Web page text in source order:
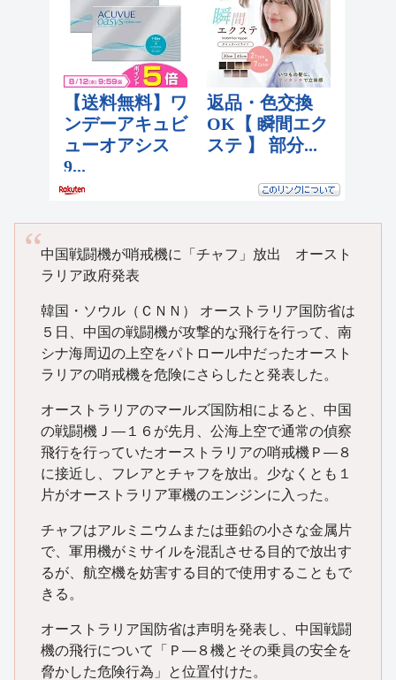
中国戦闘機が哨戒機に「チャフ」放出 オースト
ラリア政府発表
韓国・ソウル（ＣＮＮ） オーストラリア国防省は
５日、中国の戦闘機が攻撃的な飛行を行って、南
シナ海周辺の上空をパトロール中だったオースト
ラリアの哨戒機を危険にさらしたと発表した。
オーストラリアのマールズ国防相によると、中国
の戦闘機Ｊ―１６が先月、公海上空で通常の偵察
飛行を行っていたオーストラリアの哨戒機Ｐ―８
に接近し、フレアとチャフを放出。少なくとも１
片がオーストラリア軍機のエンジンに入った。
チャフはアルミニウムまたは亜鉛の小さな金属片
で、軍用機がミサイルを混乱させる目的で放出す
るが、航空機を妨害する目的で使用することもで
きる。
オーストラリア国防省は声明を発表し、中国戦闘
機の飛行について「Ｐ―８機とその乗員の安全を
脅かした危険行為」と位置付けた。